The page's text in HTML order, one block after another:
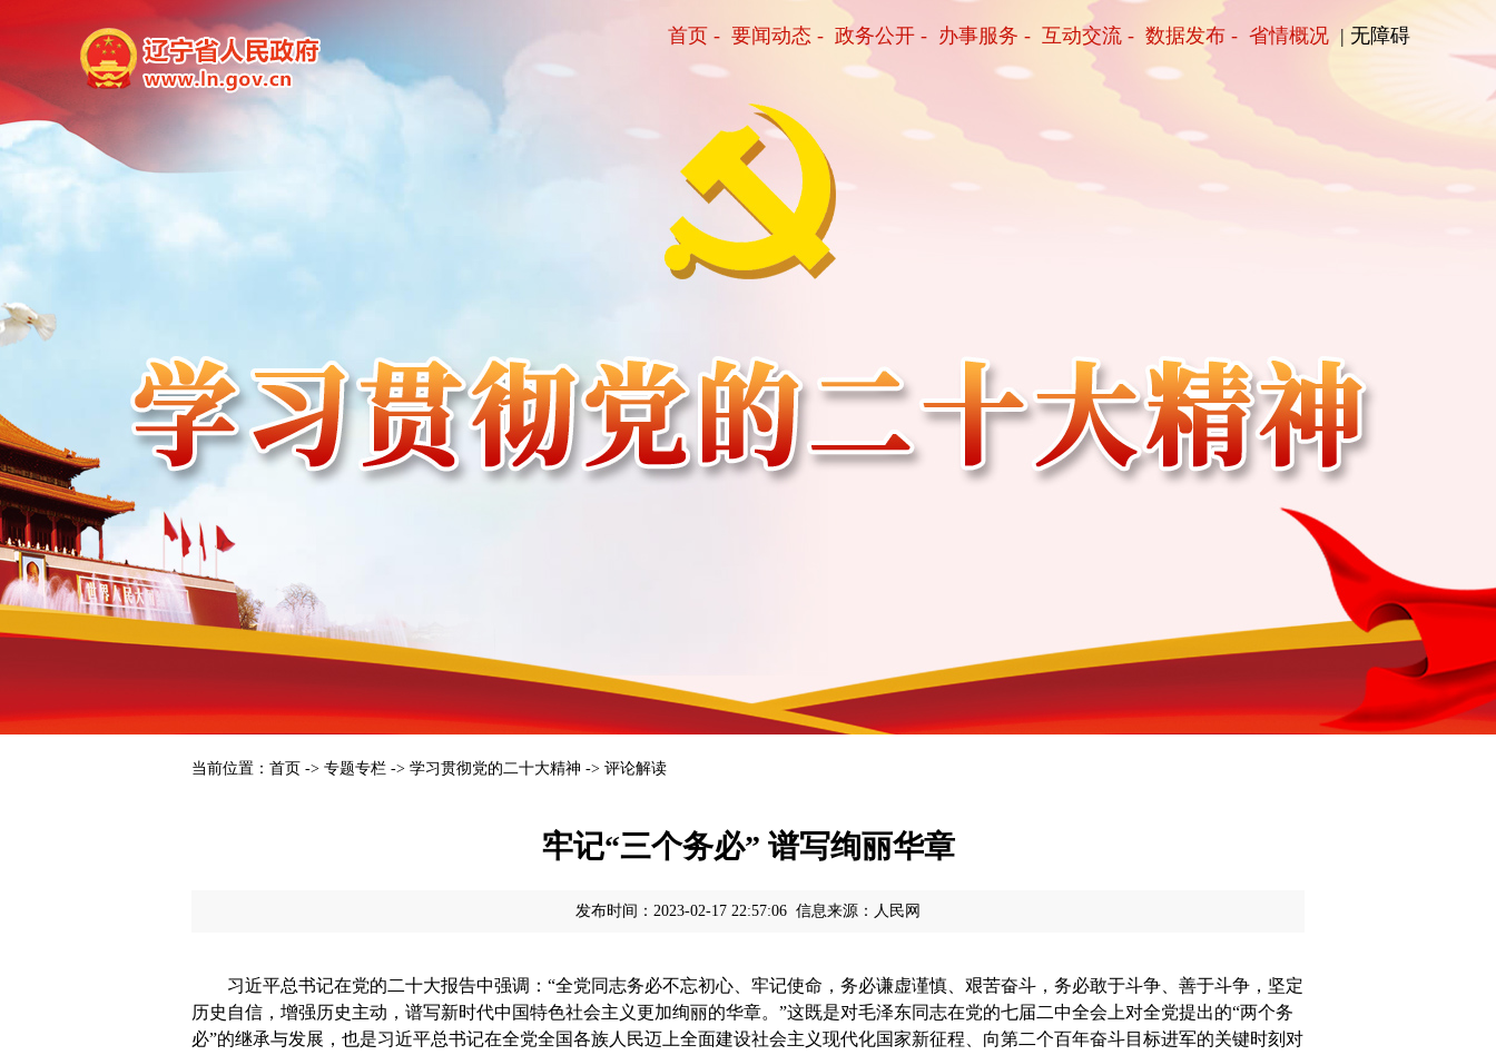
首页 - 要闻动态 - 政务公开 - 办事服务 - 互动交流 - 数据发布 - 省情概况 | 无障碍
当前位置： 首页 -> 专题专栏 -> 学习贯彻党的二十大精神 -> 评论解读
牢记“三个务必” 谱写绚丽华章
发布时间：2023-02-17 22:57:06 信息来源：人民网
习近平总书记在党的二十大报告中强调：“全党同志务必不忘初心、牢记使命，务必谦虚谨慎、艰苦奋斗，务必敢于斗争、善于斗争，坚定
历史自信，增强历史主动，谱写新时代中国特色社会主义更加绚丽的华章。”这既是对毛泽东同志在党的七届二中全会上对全党提出的“两个务
必”的继承与发展，也是习近平总书记在全党全国各族人民迈上全面建设社会主义现代化国家新征程、向第二个百年奋斗目标进军的关键时刻对